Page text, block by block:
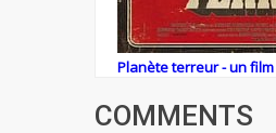
Planète terreur - un
COMMENTS